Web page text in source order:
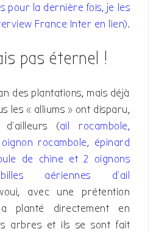
pour la dernière fois, je les
France Inter en lien).
pas éternel !
des plantations, mais déjà
les « alliums » ont disparu,
d’ailleurs (ail rocambole,
rocambole, épinard
de chine et 2 oignons
aériennes d’ail
avec une prétention
planté directement en
arbres et ils se sont fait